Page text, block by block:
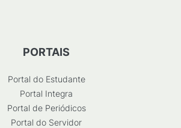
PORTAIS
Portal do Estudante
Portal Integra
Portal de Periódicos
Portal do Servidor